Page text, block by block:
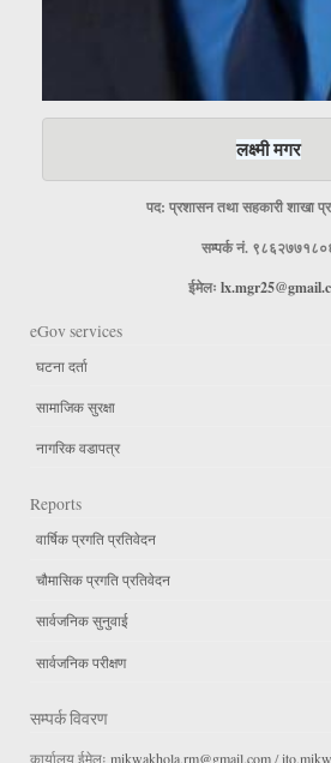
लक्ष्मी मगर
पद: प्रशासन तथा सहकारी शाखा
सम्पर्क नं.
ईमेलः
eGov services
घटना दर्ता
सामाजिक सुरक्षा
नागरिक वडापत्र
Reports
वार्षिक प्रगति प्रतिवेदन
चौमासिक प्रगति प्रतिवेदन
सार्वजनिक सुनुवाई
सार्वजनिक परीक्षण
सम्पर्क विवरण
कार्यालय ईमेलः mikwakhola.rm@gmail.com/